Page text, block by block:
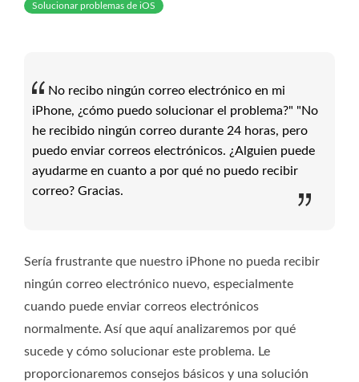
Solucionar problemas de iOS
No recibo ningún correo electrónico en mi
iPhone, ¿cómo puedo solucionar el problema?" "No
he recibido ningún correo durante 24 horas, pero
puedo enviar correos electrónicos. ¿Alguien puede
ayudarme en cuanto a por qué no puedo recibir
correo? Gracias.
Sería frustrante que nuestro iPhone no pueda recibir
ningún correo electrónico nuevo, especialmente
cuando puede enviar correos electrónicos
normalmente. Así que aquí analizaremos por qué
sucede y cómo solucionar este problema. Le
proporcionaremos consejos básicos y una solución